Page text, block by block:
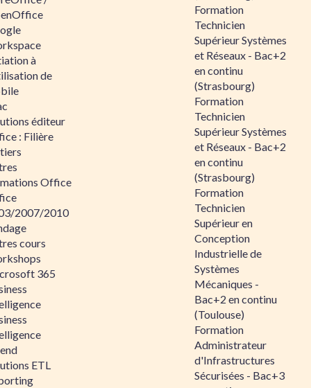
à
de
éditeur
: Filière
Office
2007/2010
cours
365
ETL
Formation
Technicien
Supérieur Systèmes
et Réseaux - Bac+2
en continu
(Strasbourg)
Formation
Technicien
Supérieur Systèmes
et Réseaux - Bac+2
en continu
(Strasbourg)
Formation
Technicien
Supérieur en
Conception
Industrielle de
Systèmes
Mécaniques -
Bac+2 en continu
(Toulouse)
Formation
Administrateur
d'Infrastructures
Sécurisées - Bac+3